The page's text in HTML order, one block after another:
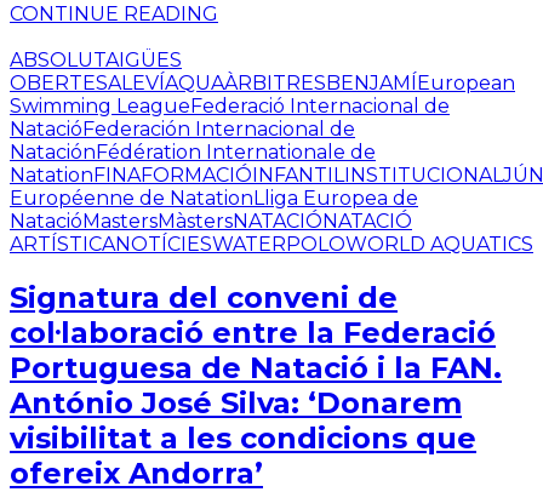
CONTINUE READING
ABSOLUTAIGÜES
OBERTESALEVÍAQUAÀRBITRESBENJAMÍEuropean
Swimming LeagueFederació Internacional de
NatacióFederación Internacional de
NataciónFédération Internationale de
NatationFINAFORMACIÓINFANTIL INSTITUCIONAL
Européenne de NatationLliga Europea de
NatacióMastersMàstersNATACIÓNATACIÓ
ARTÍSTICANOTÍCIESWATERPOLOWORLD AQUATICS
Signatura del conveni de
col·laboració entre la Federació
Portuguesa de Natació i la FAN.
António José Silva: ‘Donarem
visibilitat a les condicions que
ofereix Andorra’